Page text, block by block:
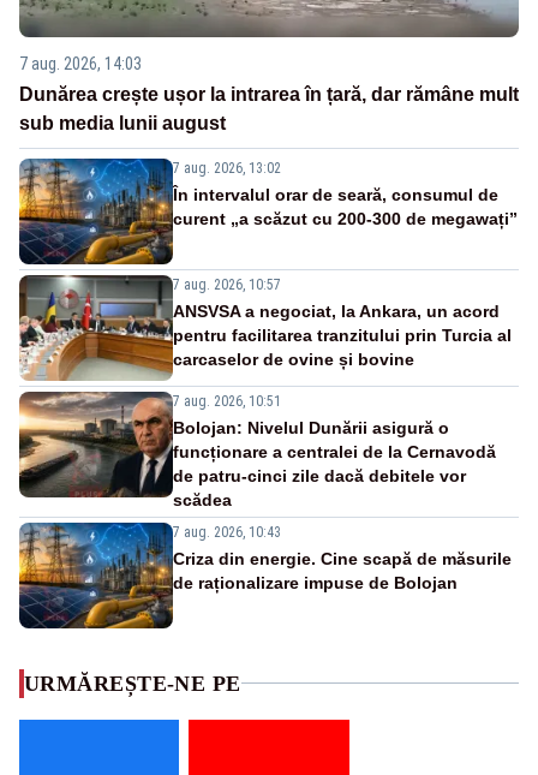
7 aug. 2026, 14:03
Dunărea crește ușor la intrarea în țară, dar rămâne mult
sub media lunii august
7 aug. 2026, 13:02
În intervalul orar de seară, consumul de
curent „a scăzut cu 200-300 de megawați”
7 aug. 2026, 10:57
ANSVSA a negociat, la Ankara, un acord
pentru facilitarea tranzitului prin Turcia al
carcaselor de ovine și bovine
7 aug. 2026, 10:51
Bolojan: Nivelul Dunării asigură o
funcționare a centralei de la Cernavodă
de patru-cinci zile dacă debitele vor
scădea
7 aug. 2026, 10:43
Criza din energie. Cine scapă de măsurile
de raționalizare impuse de Bolojan
URMĂREȘTE-NE PE